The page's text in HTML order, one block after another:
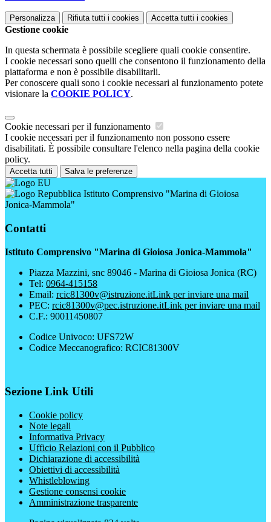
Personalizza Rifiuta tutti i cookies Accetta tutti i cookies
Gestione cookie
In questa schermata è possibile scegliere quali cookie consentire.
I cookie necessari sono quelli che consentono il funzionamento della
piattaforma e non è possibile disabilitarli.
Per conoscere quali sono i cookie necessari al funzionamento potete
visionare la COOKIE POLICY.
Cookie necessari per il funzionamento
I cookie necessari per il funzionamento non possono essere
disabilitati. È possibile consultare l'elenco nella pagina della cookie
policy.
Accetta tutti Salva le preferenze
Istituto Comprensivo "Marina di Gioiosa
Jonica-Mammola"
Contatti
Istituto Comprensivo "Marina di Gioiosa Jonica-Mammola"
Piazza Mazzini, snc 89046 - Marina di Gioiosa Jonica (RC)
Tel: 0964-415158
Email: rcic81300v@istruzione.itLink per inviare una mail
PEC: rcic81300v@pec.istruzione.itLink per inviare una mail
C.F.: 90011450807
Codice Univoco: UFS72W
Codice Meccanografico: RCIC81300V
Sezione Link Utili
Cookie policy
Note legali
Informativa Privacy
Ufficio Relazioni con il Pubblico
Dichiarazione di accessibilità
Obiettivi di accessibilità
Whistleblowing
Gestione consensi cookie
Amministrazione trasparente